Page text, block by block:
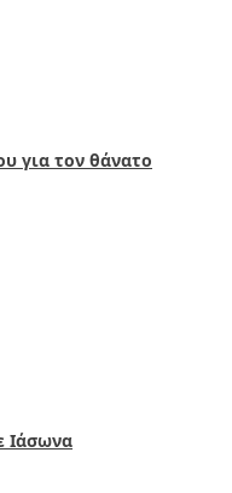
για τον θάνατο
Ιάσωνα